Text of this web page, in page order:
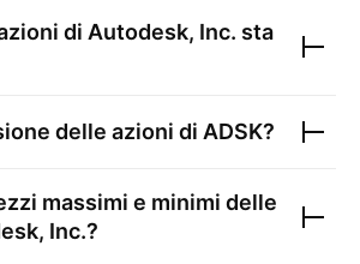
di Autodesk, Inc. sta
delle azioni di ADSK?
massimi e minimi delle
Inc.?